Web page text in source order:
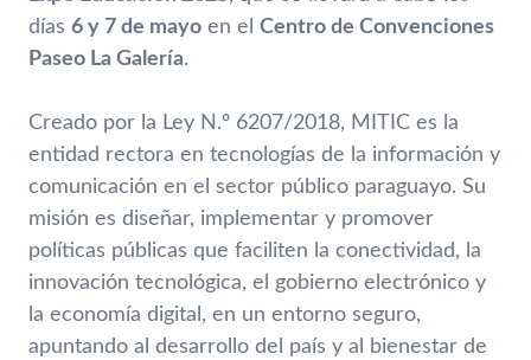
días 6 y 7 de mayo en el Centro de Convenciones
Paseo La Galería.
Creado por la Ley N.º 6207/2018, MITIC es la
entidad rectora en tecnologías de la información y
comunicación en el sector público paraguayo. Su
misión es diseñar, implementar y promover
políticas públicas que faciliten la conectividad, la
innovación tecnológica, el gobierno electrónico y
la economía digital, en un entorno seguro,
apuntando al desarrollo del país y al bienestar de